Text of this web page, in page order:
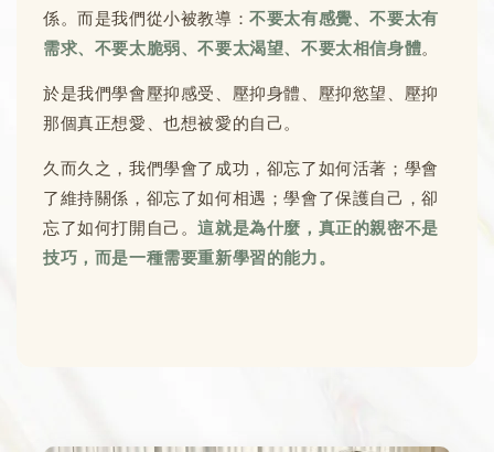
係。而是我們從小被教導：不要太有感覺、不要太有
需求、不要太脆弱、不要太渴望、不要太相信身體。
於是我們學會壓抑感受、壓抑身體、壓抑慾望、壓抑
那個真正想愛、也想被愛的自己。
久而久之，我們學會了成功，卻忘了如何活著；學會
了維持關係，卻忘了如何相遇；學會了保護自己，卻
忘了如何打開自己。這就是為什麼，真正的親密不是
技巧，而是一種需要重新學習的能力。